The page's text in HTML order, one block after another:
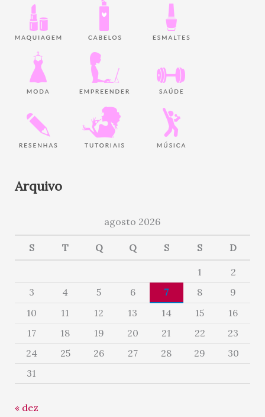
Arquivo
agosto 2026
S T Q Q S S D
1
2
3
4 5 6 7 8
9
10
11 12 13 14 15
16
17
18 19 20 21 22
23
24
25 26 27 28 29
30
31
« dez